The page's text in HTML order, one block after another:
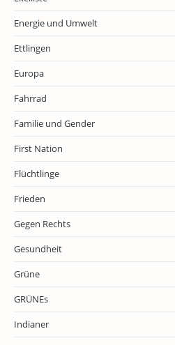
Energie und Umwelt
Ettlingen
Europa
Fahrrad
Familie und Gender
First Nation
Flüchtlinge
Frieden
Gegen Rechts
Gesundheit
Grüne
GRÜNEs
Indianer